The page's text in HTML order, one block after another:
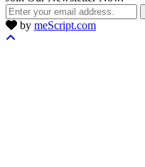
by meScript.com